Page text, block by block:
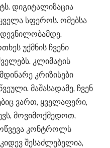
დიგიტალიზაცია
სფეროს. ომებსა
უქმნის ჩვენი
კლიმატის
კრიზისები
მაშასადამე, ჩვენ
ვართ, ყველაფერი,
მოვიმოქმედოთ,
კონტროლს
შესაძლებელია,